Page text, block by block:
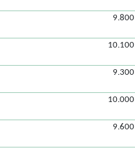
9.800
10.100
9.300
10.000
9.600